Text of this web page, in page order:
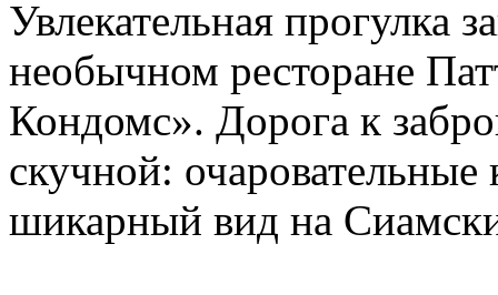
Увлекательная прогулка
необычном ресторане
Кондомс». Дорога к
скучной:
шикарный вид на